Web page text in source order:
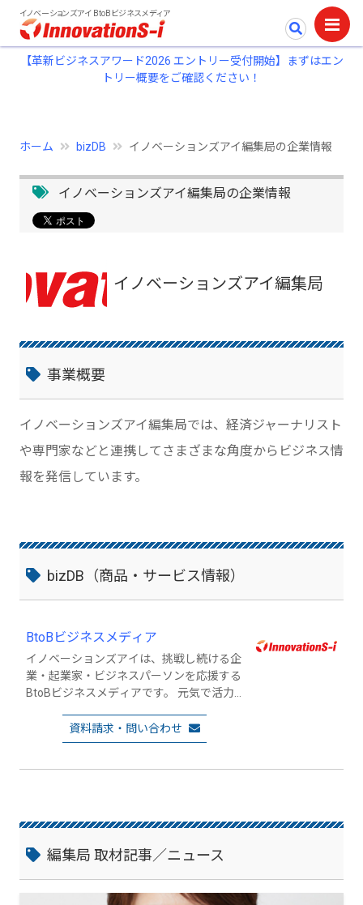
イノベーションズアイ BtoBビジネスメディア
【革新ビジネスアワード2026 エントリー受付開始】まずはエン
トリー概要をご確認ください！
ホーム bizDB イノベーションズアイ編集局の企業情報
イノベーションズアイ編集局の企業情報
イノベーションズアイ編集局
事業概要
イノベーションズアイ編集局では、経済ジャーナリスト
や専門家などと連携してさまざまな角度からビジネス情
報を発信しています。
bizDB（商品・サービス情報）
BtoBビジネスメディア
イノベーションズアイは、挑戦し続ける企
業・起業家・ビジネスパーソンを応援する
BtoBビジネスメディアです。 元気で活力
信」し、ビジネスネットワークで企業の
「発展」につなげることが目的です。
資料請求・問い合わせ
編集局 取材記事／ニュース